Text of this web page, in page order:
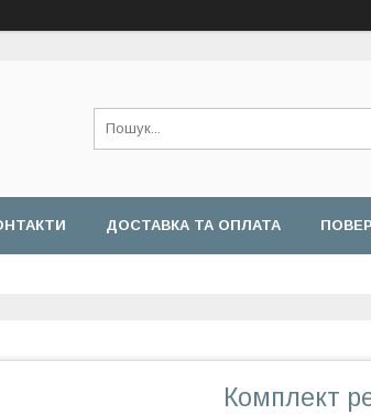
ДОСТАВКА ТА ОПЛАТА
Комплект